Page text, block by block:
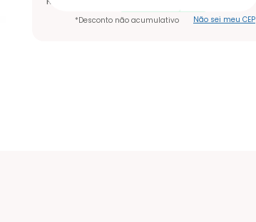
Não sei meu CEP